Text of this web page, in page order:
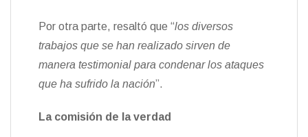
Por otra parte, resaltó que “los diversos
trabajos que se han realizado sirven de
manera testimonial para condenar los ataques
que ha sufrido la nación”.
La comisión de la verdad